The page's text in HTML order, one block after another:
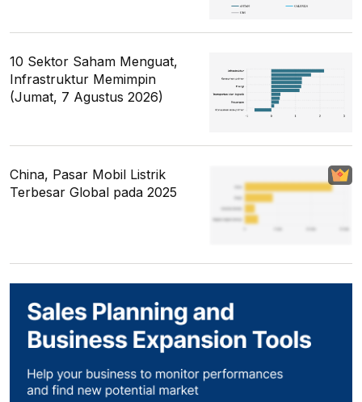
10 Sektor Saham Menguat,
Infrastruktur Memimpin
(Jumat, 7 Agustus 2026)
China, Pasar Mobil Listrik
Terbesar Global pada 2025